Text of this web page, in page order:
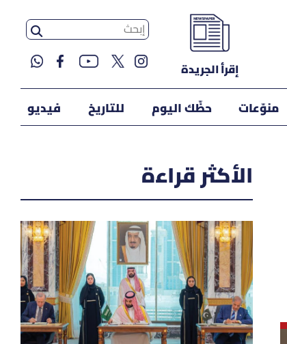
إقرأ الجريدة
منوّعات حظّك اليوم للتاريخ فيديو
الأكثر قراءة